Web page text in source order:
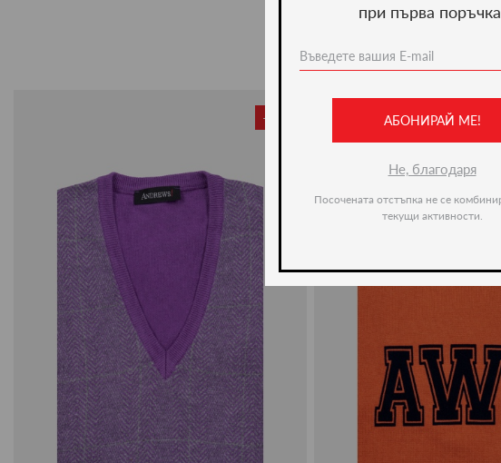
-51%
при първа
АБОНИРАЙ МЕ!
Не, благодаря
Посочената отстъпка не се
текущи активности.